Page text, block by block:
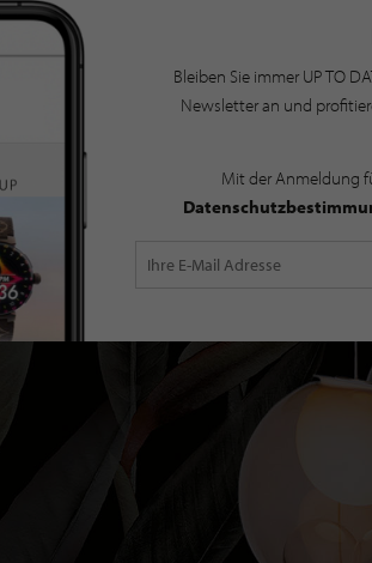
Bleiben Sie immer UP TO
Newsletter an und
Mit der Anmeldung